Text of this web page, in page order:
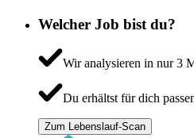
Welcher Job bist du?
Wir analysieren in nur 3
Du erhältst für dich
Zum Lebenslauf-Scan